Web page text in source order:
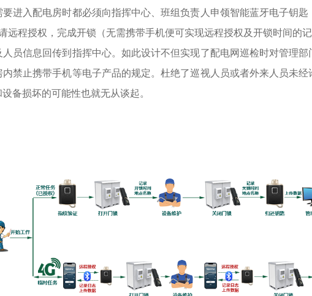
进入配电房时都必须向指挥中心、班组负责人申领智能蓝牙电子钥匙
远程授权，完成开锁（无需携带手机便可实现远程授权及开锁时间的记
员信息回传到指挥中心。如此设计不但实现了配电网巡检时对管理
禁止携带手机等电子产品的规定。杜绝了巡视人员或者外来人员未经
备损坏的可能性也就无从谈起。